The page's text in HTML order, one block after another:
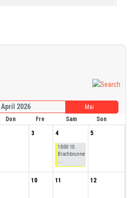
April 2026
Mai
Don Fre Sam
Son
3 4
18:00 10.
Bischbrunne
5
10 11 12